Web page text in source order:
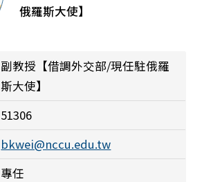
俄羅斯大使】
副教授【借調外交部/現任駐俄羅
斯大使】
51306
bkwei@nccu.edu.tw
專任